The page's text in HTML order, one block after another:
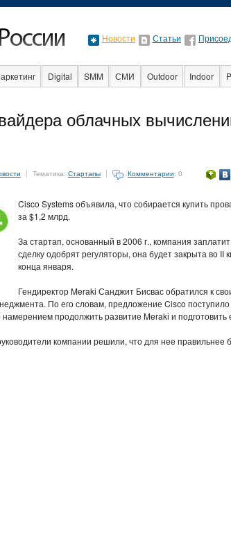
Новости Статьи
Digital SMM СМИ Outdoor Indoor
облачных
Тематика: Стартапы Комментарии: 0
Cisco Systems объявила, что собирается купить
за $1,2 млрд.
За стартап, основанный в 2006 г., компания
сделку одобрят регуляторы, она будет закрыта во II
конца января.
Гендиректор Meraki Санджит Бисвас обратился к
По его словам, предложение Cisco поступило
продолжить развитие Meraki и подготовить
компании решили, что для нее правильнее